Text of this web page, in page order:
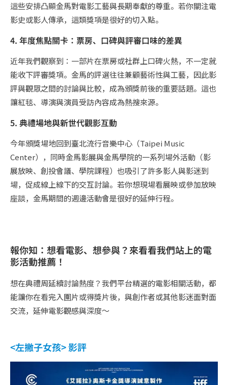
這些安排凸顯金馬對電影工藝與長期奉獻的尊重。若你關注電
影史或影人傳承，這類獎項是很好的切入點。
4. 年度焦點關卡：票房、口碑與評審口味的差異
近年我們觀察到：一部片在票房或社群上口碑火熱，不一定就
能收下評審獎項。金馬的評選往往兼顧藝術性與工藝，因此影
評與觀眾之間的討論與比較，成為頒獎前後的重要話題。這也
讓紅毯、導演與演員受訪內容成為熱搜來源。
5. 典禮場地與新世代觀影互動
今年頒獎場地回到臺北流行音樂中心（Taipei Music
Center），同時金馬影展與金馬學院的一系列場外活動（影
展放映、創投會議、學院課程）也吸引了許多影人與影迷到
場，促成線上線下的交互討論。若你想現場看展映或參加放映
座談，金馬期間的週邊活動會是很好的延伸行程。
報你知：想看電影、想參與？來看看我們站上的電
影活動推薦！
想在典禮周延續討論熱度？我們平台精選的電影相關活動，都
能讓你在看完入圍片或得獎片後，與創作者或其他影迷面對面
交流，延伸電影觀感與深度～
<左撇子女孩> 影評